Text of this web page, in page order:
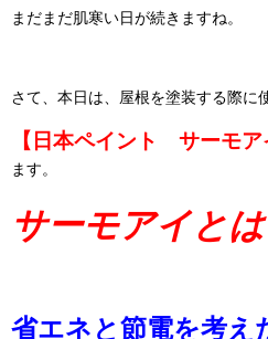
まだまだ肌寒い日が続きますね。
さて、本日は、屋根を塗装する際に
【日本ペイント サーモア
ます。
サーモアイとは
省エネと節電を考え